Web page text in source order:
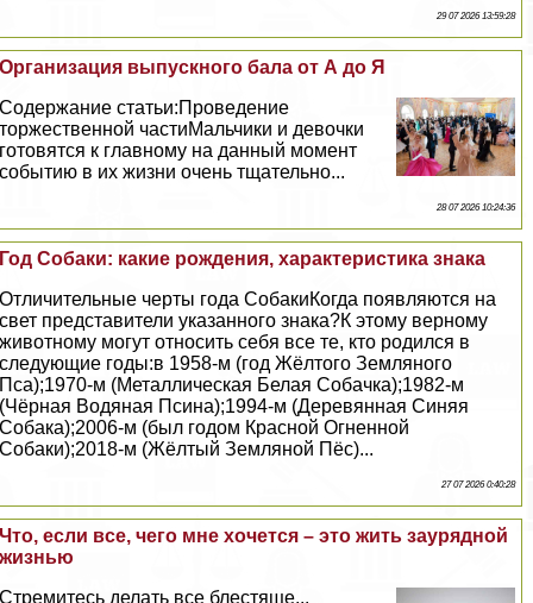
29 07 2026 13:59:28
Организация выпускного бала от А до Я
Содержание статьи:Проведение
торжественной частиМальчики и дeвoчки
готовятся к главному на данный момент
событию в их жизни очень тщательно...
28 07 2026 10:24:36
Год Собаки: какие рождения, хаpaктеристика знака
Отличительные черты года СобакиКогда появляются на
свет представители указанного знака?К этому верному
животному могут относить себя все те, кто родился в
следующие годы:в 1958-м (год Жёлтого Земляного
Пса);1970-м (Металлическая Белая Собачка);1982-м
(Чёрная Водяная Псина);1994-м (Деревянная Синяя
Собака);2006-м (был годом Красной Огненной
Собаки);2018-м (Жёлтый Земляной Пёс)...
27 07 2026 0:40:28
Что, если все, чего мне хочется – это жить заурядной
жизнью
Стремитесь делать все блестяще...